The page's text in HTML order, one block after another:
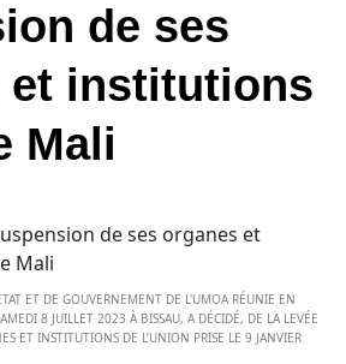
de ses
et institutions
Mali
ET DE GOUVERNEMENT DE L'UMOA RÉUNIE EN
8 JUILLET 2023 À BISSAU, A DÉCIDÉ, DE LA LEVÉE
ET INSTITUTIONS DE L’UNION PRISE LE 9 JANVIER